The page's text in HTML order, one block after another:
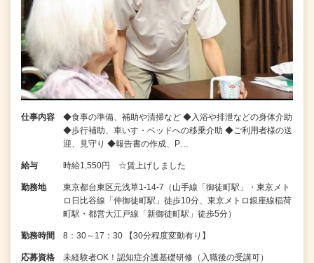
仕事内容
◆食事の準備、補助や清掃など ◆入浴や排泄などの身体介助
◆歩行補助、車いす・ベッドへの移乗介助 ◆ご利用者様の送
迎、見守り ◆報告書の作成、P…
給与 時給1,550円 ☆賃上げしました
勤務地
東京都台東区元浅草1-14-7（山手線「御徒町駅」・東京メト
ロ日比谷線「仲御徒町駅」徒歩10分、東京メトロ銀座線稲荷
町駅・都営大江戸線「新御徒町駅」徒歩5分）
勤務時間 8：30～17：30 【30分程度変動有り】
応募資格 未経験者OK！認知症介護基礎研修（入職後の受講可）